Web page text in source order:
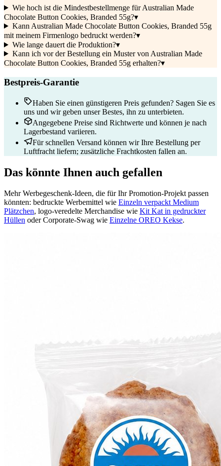
Wie hoch ist die Mindestbestellmenge für Australian Made
Chocolate Button Cookies, Branded 55g?▾
Kann Australian Made Chocolate Button Cookies, Branded 55g
mit meinem Firmenlogo bedruckt werden?▾
Wie lange dauert die Produktion?▾
Kann ich vor der Bestellung ein Muster von Australian Made
Chocolate Button Cookies, Branded 55g erhalten?▾
Bestpreis-Garantie
Haben Sie einen günstigeren Preis gefunden? Sagen Sie es
uns und wir geben unser Bestes, ihn zu unterbieten.
Angegebene Preise sind Richtwerte und können je nach
Lagerbestand variieren.
Für schnellen Versand können wir Ihre Bestellung per
Luftfracht liefern; zusätzliche Frachtkosten fallen an.
Das könnte Ihnen auch gefallen
Mehr Werbegeschenk-Ideen, die für Ihr Promotion-Projekt passen
könnten: bedruckte Werbemittel wie Einzeln verpackt Medium
Plätzchen, logo-veredelte Merchandise wie Kit Kat in gedruckter
Hüllen oder Corporate-Swag wie Einzelne OREO Kekse.